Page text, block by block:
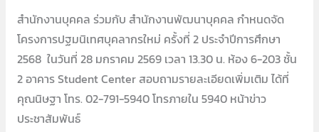
สำนักงานบุคคล ร่วมกับ สำนักงานพัฒนาบุคคล กำหนดจัด
โครงการปฐมนิเทศบุคลากรใหม่ ครั้งที่ 2 ประจำปีการศึกษา
2568 ในวันที่ 28 มกราคม 2569 เวลา 13.30 น. ห้อง 6-203 ชั้น
2 อาคาร Student Center สอบถามรายละเอียดเพิ่มเติม ได้ที่
คุณนิษฐา โทร. 02-791-5940 โทรภายใน 5940 หน้าข่าว
ประชาสัมพันธ์